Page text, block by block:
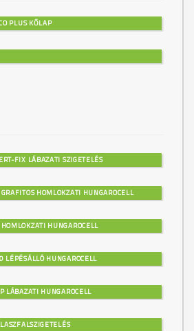
PLUS KŐLAP
FIX LÁBAZATI SZIGETELÉS
HOMLOKZATI HUNGAROCELL
HUNGAROCELL
LÉPÉSÁLLÓ HUNGAROCELL
LÁBAZATI HUNGAROCELL